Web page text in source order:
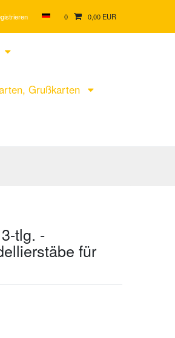
0 0,00 EUR
Grußkarten
tlg. -
für